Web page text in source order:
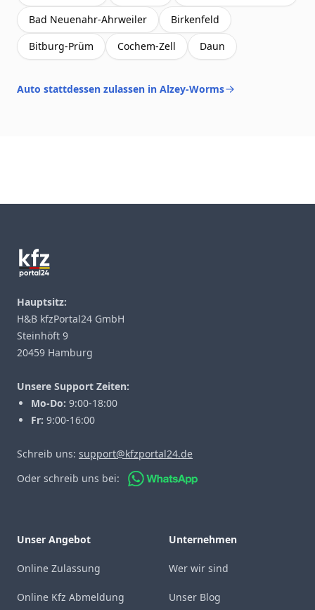
Bad Neuenahr-Ahrweiler
Birkenfeld
Bitburg-Prüm
Cochem-Zell Daun
Auto stattdessen zulassen in Alzey-Worms
Hauptsitz:
H&B kfzPortal24 GmbH
Steinhöft 9
20459 Hamburg
Unsere Support Zeiten:
Mo-Do: 9:00-18:00
Fr: 9:00-16:00
Schreib uns: support@kfzportal24.de
Oder schreib uns bei:
Unser Angebot
Online Zulassung
Online Kfz Abmeldung
Unternehmen
Wer wir sind
Unser Blog